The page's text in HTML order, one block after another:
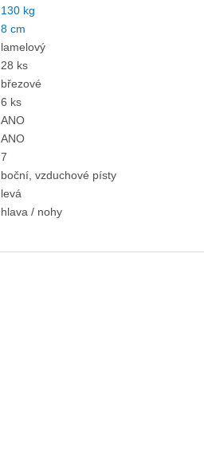
130 kg
8 cm
lamelový
28 ks
březové
6 ks
ANO
ANO
7
boční, vzduchové písty
levá
hlava / nohy